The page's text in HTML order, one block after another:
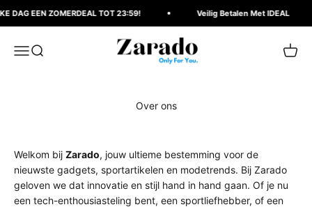
DAG EEN ZOMERDEAL TOT 23:59! Veilig Betalen Met IDEAL
MenuZoeken
Zarado.nl
Over ons
Welkom bij Zarado, jouw ultieme bestemming voor de
nieuwste gadgets, sportartikelen en modetrends. Bij Zarado
geloven we dat innovatie en stijl hand in hand gaan. Of je nu
een tech-enthousiasteling bent, een sportliefhebber, of een